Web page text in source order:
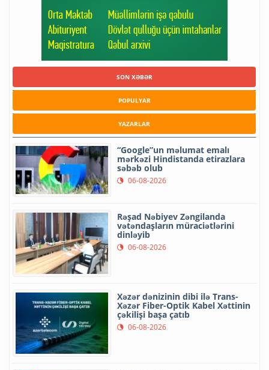
SON XƏBƏR
POPULYAR
YAZARLAR
“Google”un məlumat emalı
mərkəzi Hindistanda etirazlara
səbəb olub
06-08-2026
Rəşad Nəbiyev Zəngilanda
vətəndaşların müraciətlərini
dinləyib
06-08-2026
Xəzər dənizinin dibi ilə Trans-
Xəzər Fiber-Optik Kabel Xəttinin
çəkilişi başa çatıb
06-08-2026